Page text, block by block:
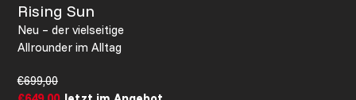
Rising Sun
Neu – der vielseitige
Allrounder im Alltag
Normaler
€699,00